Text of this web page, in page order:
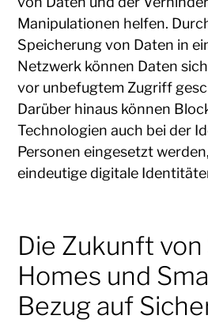
Manipulationen helfen.
Speicherung von Daten in
Netzwerk können Daten
vor unbefugtem Zugriff
Darüber hinaus können
Technologien auch bei der
Personen eingesetzt
eindeutige digitale
Die Zukunft
Homes und
Bezug auf